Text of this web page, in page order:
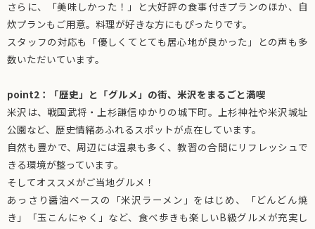
さらに、「美味しかった！」と大好評の食事付きプランのほか、自
炊プランもご用意。料理が好きな方にもぴったりです。
スタッフの対応も「優しくてとても居心地が良かった」との声も多
数いただいています。
point2：「歴史」と「グルメ」の街、米沢をまるごと満喫
米沢は、戦国武将・上杉謙信ゆかりの城下町。上杉神社や米沢城址
公園など、歴史情緒あふれるスポットが点在しています。
自然も豊かで、周辺には温泉も多く、教習の合間にリフレッシュで
きる環境が整っています。
そしてオススメがご当地グルメ！
あっさり醤油ベースの「米沢ラーメン」をはじめ、「どんどん焼
き」「玉こんにゃく」など、食べ歩きも楽しいB級グルメが充実し